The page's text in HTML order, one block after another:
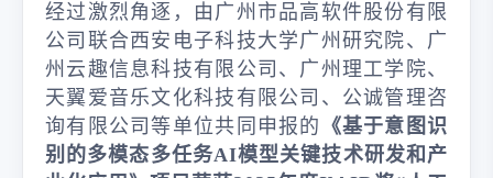
经过激烈角逐，由广州市品高软件股份有限
公司联合西安电子科技大学广州研究院、广
州云趣信息科技有限公司、广州理工学院、
天翼爱音乐文化科技有限公司、公诚管理咨
询有限公司等单位共同申报的 《基于意图识
别的多模态多任务AI模型关键技术研发和产